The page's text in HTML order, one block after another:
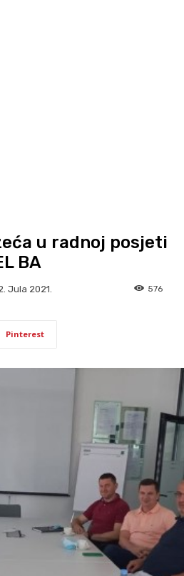
u radnoj posjeti
BA
Jula 2021. 576
Pinterest